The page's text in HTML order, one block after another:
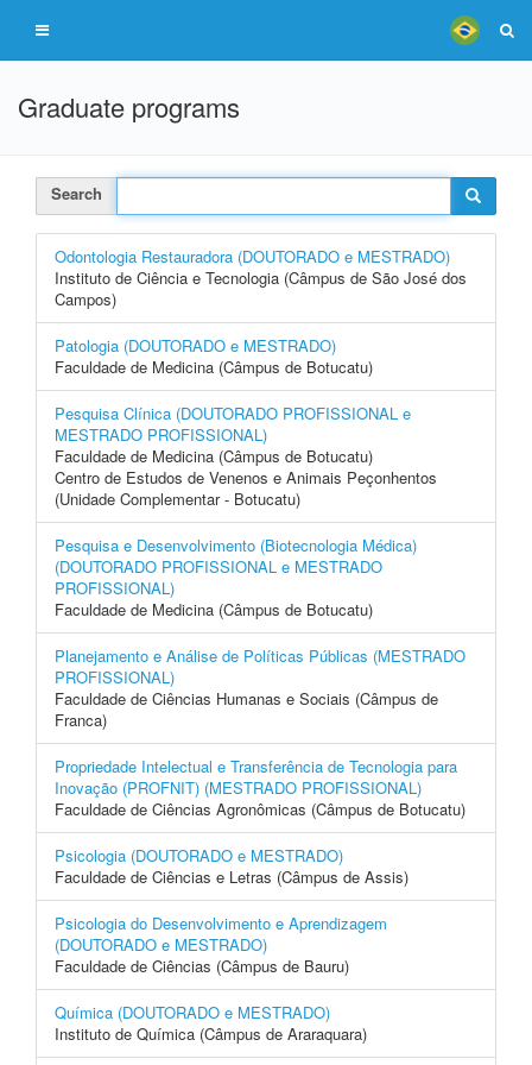
Graduate programs
Search
Odontologia Restauradora (DOUTORADO e MESTRADO)
Instituto de Ciência e Tecnologia (Câmpus de São José dos
Campos)
Patologia (DOUTORADO e MESTRADO)
Faculdade de Medicina (Câmpus de Botucatu)
Pesquisa Clínica (DOUTORADO PROFISSIONAL e
MESTRADO PROFISSIONAL)
Faculdade de Medicina (Câmpus de Botucatu)
Centro de Estudos de Venenos e Animais Peçonhentos
(Unidade Complementar - Botucatu)
Pesquisa e Desenvolvimento (Biotecnologia Médica)
(DOUTORADO PROFISSIONAL e MESTRADO
PROFISSIONAL)
Faculdade de Medicina (Câmpus de Botucatu)
Planejamento e Análise de Políticas Públicas (MESTRADO
PROFISSIONAL)
Faculdade de Ciências Humanas e Sociais (Câmpus de
Franca)
Propriedade Intelectual e Transferência de Tecnologia para
Inovação (PROFNIT) (MESTRADO PROFISSIONAL)
Faculdade de Ciências Agronômicas (Câmpus de Botucatu)
Psicologia (DOUTORADO e MESTRADO)
Faculdade de Ciências e Letras (Câmpus de Assis)
Psicologia do Desenvolvimento e Aprendizagem
(DOUTORADO e MESTRADO)
Faculdade de Ciências (Câmpus de Bauru)
Química (DOUTORADO e MESTRADO)
Instituto de Química (Câmpus de Araraquara)